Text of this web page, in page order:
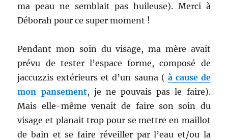
ma peau ne semblait pas huileuse). Merci à
Déborah pour ce super moment !
Pendant mon soin du visage, ma mère avait
prévu de tester l’espace forme, composé de
jaccuzzis extérieurs et d’un sauna ( à cause de
mon pansement, je ne pouvais pas le faire).
Mais elle-même venait de faire son soin du
visage et planait trop pour se mettre en maillot
de bain et se faire réveiller par l’eau et/ou la